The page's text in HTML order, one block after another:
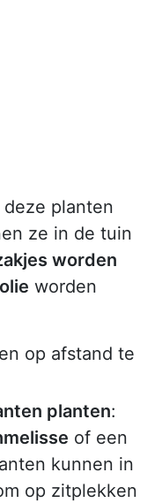
planten
ze in de tuin
worden
worden
op afstand te
planten:
of een
kunnen in
op zitplekken